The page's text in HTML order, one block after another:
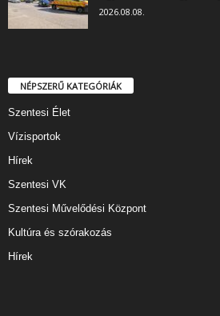
2026.08.08.
NÉPSZERŰ KATEGÓRIÁK
Szentesi Élet
Vízisportok
Hírek
Szentesi VK
Szentesi Művelődési Központ
Kultúra és szórakozás
Hírek